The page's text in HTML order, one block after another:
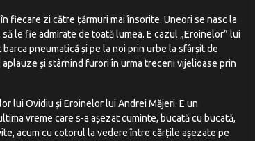
fiecare zi către țărmuri mai însorite. Uneori se nasc la
le fie admirate de toată lumea. E cazul „Eroinelor” lui
pneumatică și pe la noi prin urbe la sfârșit de
și stârnind furori în urma trecerii vijelioase prin
lui Ovidiu și Eroinelor lui Andrei Măjeri. E un
vreme care s-a așezat cuminte, bucată cu bucată,
acum cu cotorul la vedere între cărțile așezate pe